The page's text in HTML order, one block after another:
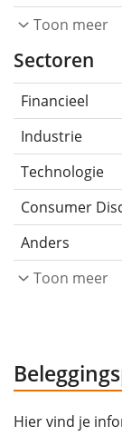
Toon meer
Sectoren
Financieel
Industrie
Technologie
Consumer
Anders
Toon meer
Hier vind je